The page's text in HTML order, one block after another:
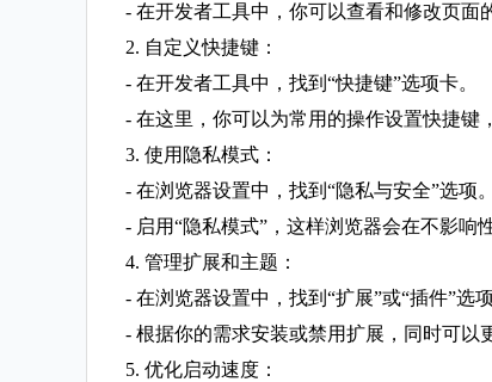
- 在开发者工具中，你可以查看和修改页面
2. 自定义快捷键：
- 在开发者工具中，找到“快捷键”选项卡。
- 在这里，你可以为常用的操作设置快捷键
3. 使用隐私模式：
- 在浏览器设置中，找到“隐私与安全”选项。
- 启用“隐私模式”，这样浏览器会在不影响
4. 管理扩展和主题：
- 在浏览器设置中，找到“扩展”或“插件”选项
- 根据你的需求安装或禁用扩展，同时可以
5. 优化启动速度：